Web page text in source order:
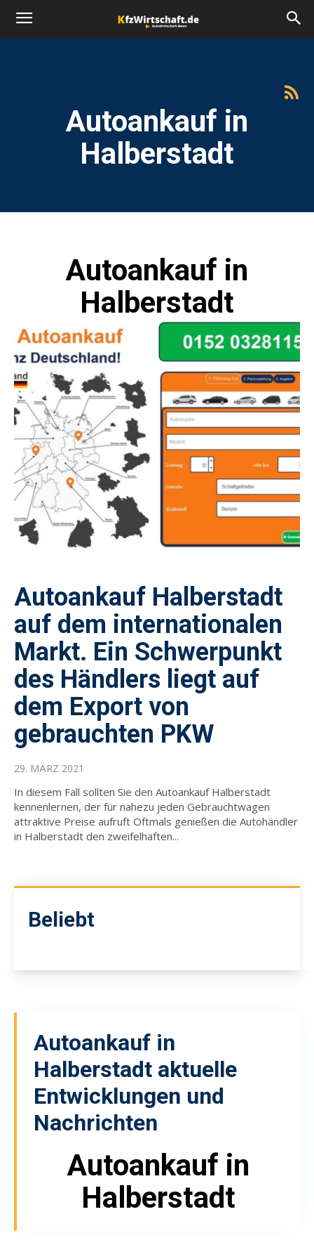
Autoankauf in
Halberstadt
Autoankauf in
Halberstadt
Autoankauf Halberstadt
auf dem internationalen
Markt. Ein Schwerpunkt
des Händlers liegt auf
dem Export von
gebrauchten PKW
29. MÄRZ 2021
In diesem Fall sollten Sie den Autoankauf Halberstadt
kennenlernen, der für nahezu jeden Gebrauchtwagen
attraktive Preise aufruft Oftmals genießen die Autohändler
in Halberstadt den zweifelhaften...
Beliebt
Autoankauf in
Halberstadt aktuelle
Entwicklungen und
Nachrichten
Autoankauf in
Halberstadt